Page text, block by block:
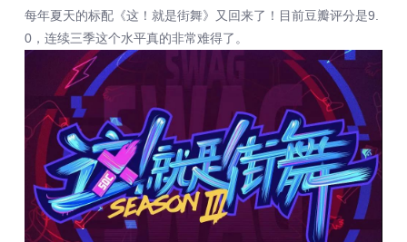
每年夏天的标配《这！就是街舞》又回来了！目前豆瓣评分是9.
0，连续三季这个水平真的非常难得了。